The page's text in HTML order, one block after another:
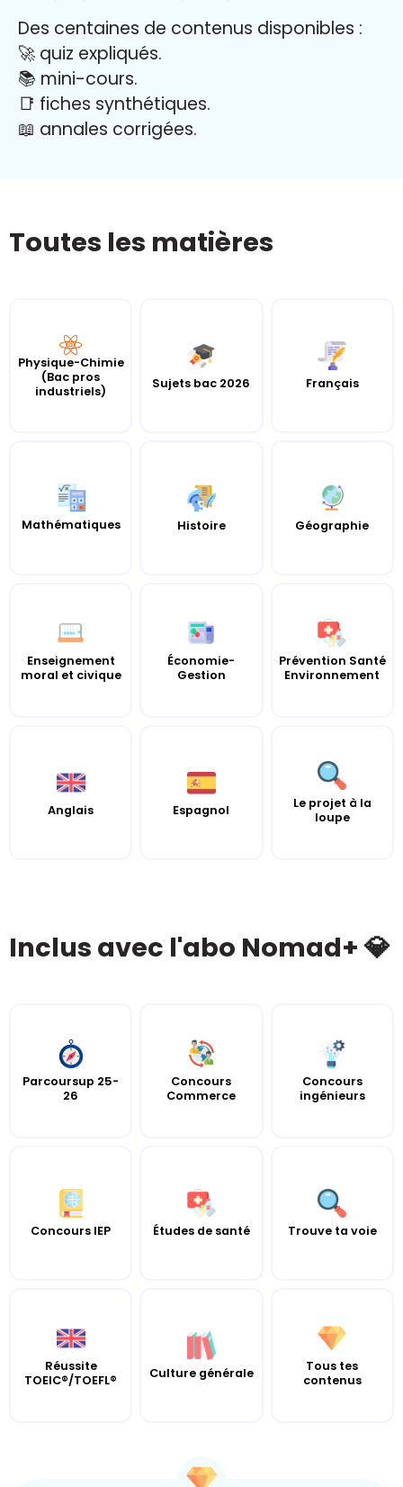
Des centaines de contenus disponibles :
🚀 quiz expliqués.
📚 mini-cours.
📑 fiches synthétiques.
📖 annales corrigées.
Toutes les matières
Physique-Chimie
(Bac pros
industriels)
Sujets bac 2026 Français
Mathématiques Histoire Géographie
Enseignement
moral et civique
Économie-
Gestion
Prévention Santé
Environnement
Anglais Espagnol
Le projet à la
loupe
Inclus avec l'abo Nomad+ 💎
Parcoursup 25-
26
Concours
Commerce
Concours
ingénieurs
Concours IEP Études de santé Trouve ta voie
Réussite
TOEIC®/TOEFL®
Culture générale
Tous tes
contenus